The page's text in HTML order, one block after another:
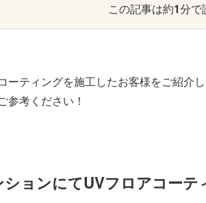
この記事は約1分で
ーティングを施工したお客様をご紹介
参考ください！
ョンにてUVフロアコーテ